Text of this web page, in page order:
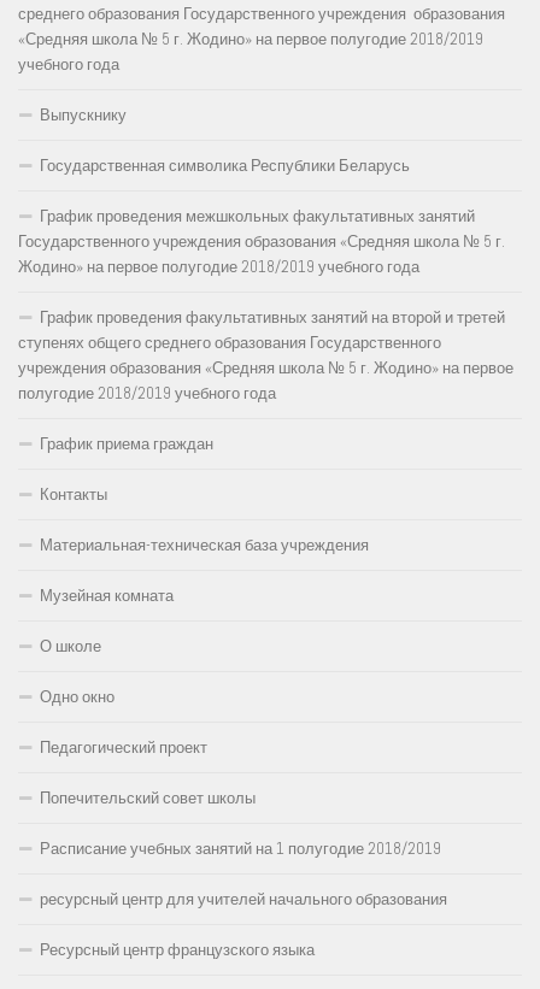
среднего образования Государственного учреждения образования
«Средняя школа № 5 г. Жодино» на первое полугодие 2018/2019
учебного года
Выпускнику
Государственная символика Республики Беларусь
График проведения межшкольных факультативных занятий
Государственного учреждения образования «Средняя школа № 5 г.
Жодино» на первое полугодие 2018/2019 учебного года
График проведения факультативных занятий на второй и третей
ступенях общего среднего образования Государственного
учреждения образования «Средняя школа № 5 г. Жодино» на первое
полугодие 2018/2019 учебного года
График приема граждан
Контакты
Материальная-техническая база учреждения
Музейная комната
О школе
Одно окно
Педагогический проект
Попечительский совет школы
Расписание учебных занятий на 1 полугодие 2018/2019
ресурсный центр для учителей начального образования
Ресурсный центр французского языка